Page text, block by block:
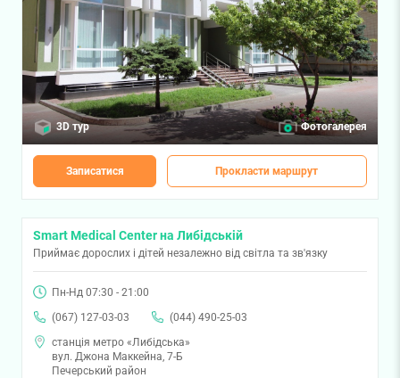
3D тур Фотогалерея
Записатися Прокласти маршрут
Smart Medical Center на Либідській
Приймає дорослих і дітей незалежно від світла та зв'язку
Пн-Нд 07:30 - 21:00
(067) 127-03-03
(044) 490-25-03
станція метро «Либідська»
вул. Джона Маккейна, 7-Б
Печерський район